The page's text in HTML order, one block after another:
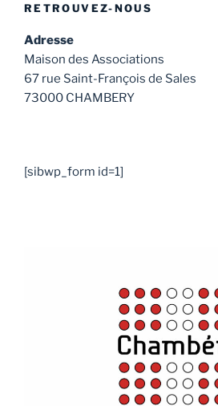
RETROUVEZ-NOUS
Adresse
Maison des Associations
67 rue Saint-François de Sales
73000 CHAMBERY
[sibwp_form id=1]